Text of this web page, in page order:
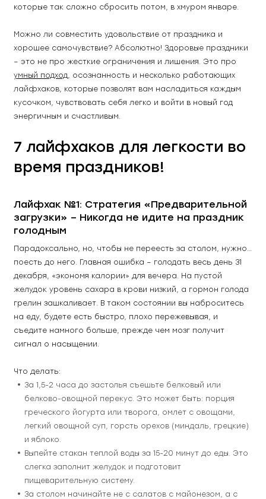
которые так сложно сбросить потом, в хмуром январе.
Можно ли совместить удовольствие от праздника и
хорошее самочувствие? Абсолютно! Здоровые праздники
умный подход , осознанность и несколько работающих
лайфхаков, которые позволят вам насладиться каждым
кусочком, чувствовать себя легко и войти в новый год
энергичным и счастливым.
7 лайфхаков для легкости во
время праздников!
Лайфхак №1: Стратегия «Предварительной
загрузки» – Никогда не идите на праздник
голодным
Парадоксально, но, чтобы не переесть за столом, нужно…
поесть до него. Главная ошибка – голодать весь день 31
декабря, «экономя калории» для вечера. На пустой
желудок уровень сахара в крови низкий, а гормон голода
грелин зашкаливает. В таком состоянии вы наброситесь
на еду, будете есть быстро, плохо пережевывая, и
съедите намного больше, прежде чем мозг получит
сигнал о насыщении.
Что делать:
За 1,5-2 часа до застолья съешьте белковый или
белково-овощной перекус. Это может быть: порция
греческого йогурта или творога, омлет с овощами,
легкий овощной суп, горсть орехов (миндаль, грецкие)
и яблоко.
Выпейте стакан теплой воды за 15-20 минут до еды. Это
слегка заполнит желудок и подготовит
пищеварительную систему.
За столом начинайте не с салатов с майонезом, а с